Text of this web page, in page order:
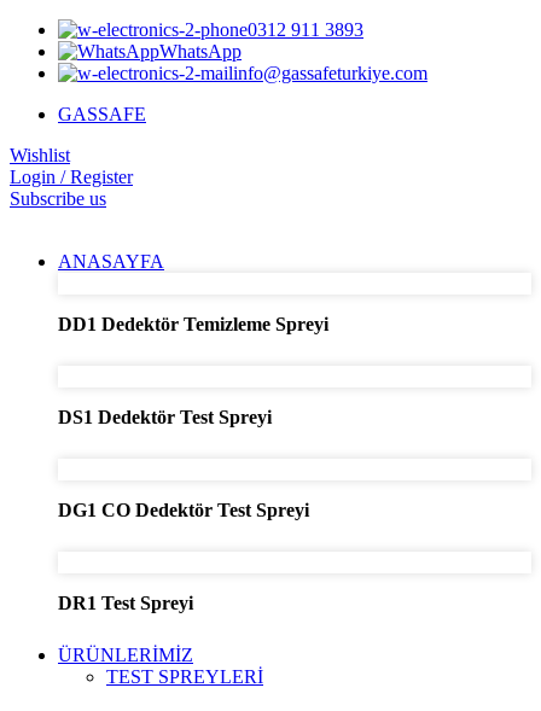
0312 911 3893
WhatsApp
info@gassafeturkiye.com
GASSAFE
Wishlist
Login / Register
Subscribe us
ANASAYFA
DD1 Dedektör Temizleme Spreyi
DS1 Dedektör Test Spreyi
DG1 CO Dedektör Test Spreyi
DR1 Test Spreyi
ÜRÜNLERİMİZ
TEST SPREYLERİ